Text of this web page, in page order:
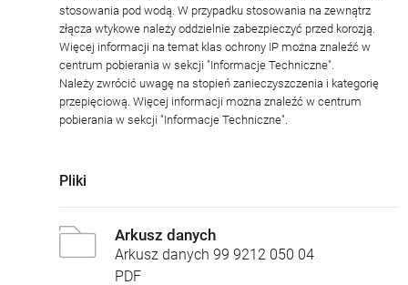
stosowania pod wodą. W przypadku stosowania na zewnątrz
złącza wtykowe należy oddzielnie zabezpieczyć przed korozją.
Więcej informacji na temat klas ochrony IP można znaleźć w
centrum pobierania w sekcji "Informacje Techniczne".
Należy zwrócić uwagę na stopień zanieczyszczenia i kategorię
przepięciową. Więcej informacji można znaleźć w centrum
pobierania w sekcji "Informacje Techniczne".
Pliki
Arkusz danych
Arkusz danych 99 9212 050 04
PDF